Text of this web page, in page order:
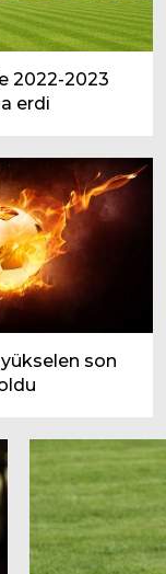
2022-2023
erdi
yükselen son